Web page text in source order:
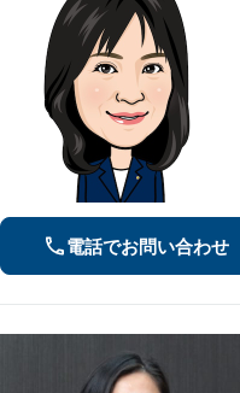
電話でお問い合わせ